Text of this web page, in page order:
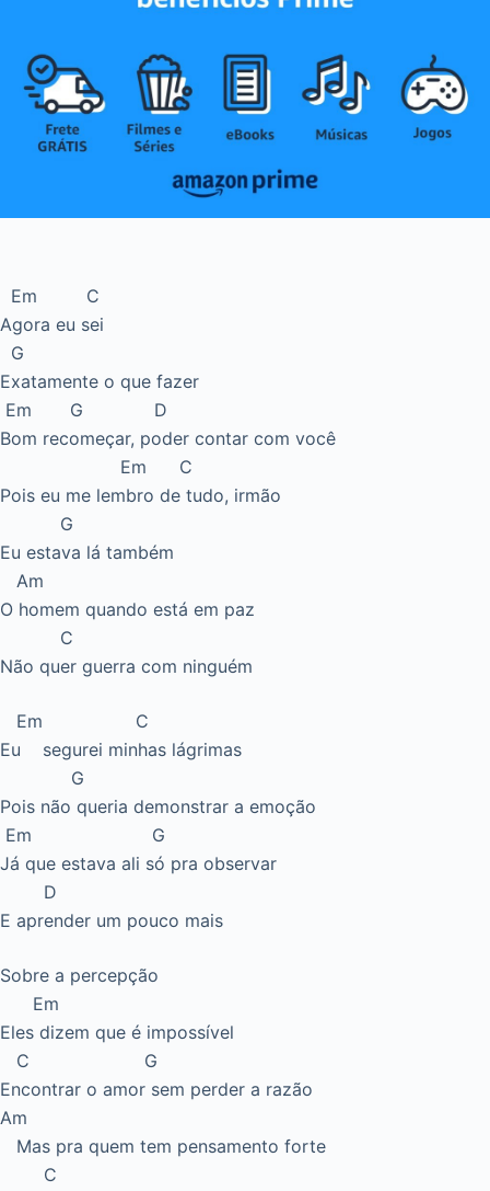
Em C
Agora eu sei
G
Exatamente o que fazer
Em G D
Bom recomeçar, poder contar com você
Em C
Pois eu me lembro de tudo, irmão
G
Eu estava lá também
Am
O homem quando está em paz
C
Não quer guerra com ninguém
Em C
Eu segurei minhas lágrimas
G
Pois não queria demonstrar a emoção
Em G
Já que estava ali só pra observar
D
E aprender um pouco mais
Sobre a percepção
Em
Eles dizem que é impossível
C G
Encontrar o amor sem perder a razão
Am
Mas pra quem tem pensamento forte
C